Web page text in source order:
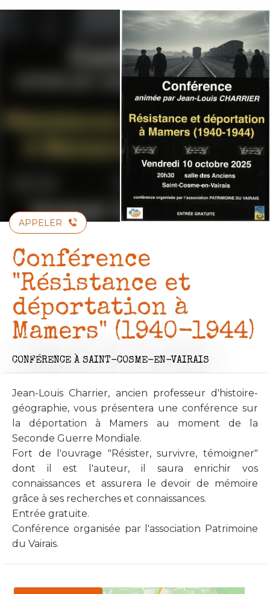
Aller
APPELER
Conférence
"Résistance et
déportation à
Mamers" (1940-1944)
CONFÉRENCE À SAINT-COSME-EN-VAIRAIS
Jean-Louis Charrier, ancien professeur d'histoire-
géographie, vous présentera une conférence sur
la déportation à Mamers au moment de la
Seconde Guerre Mondiale.
Fort de l'ouvrage "Résister, survivre, témoigner"
dont il est l'auteur, il saura enrichir vos
connaissances et assurera le devoir de mémoire
grâce à ses recherches et connaissances.
Entrée gratuite.
Conférence organisée par l'association Patrimoine
du Vairais.